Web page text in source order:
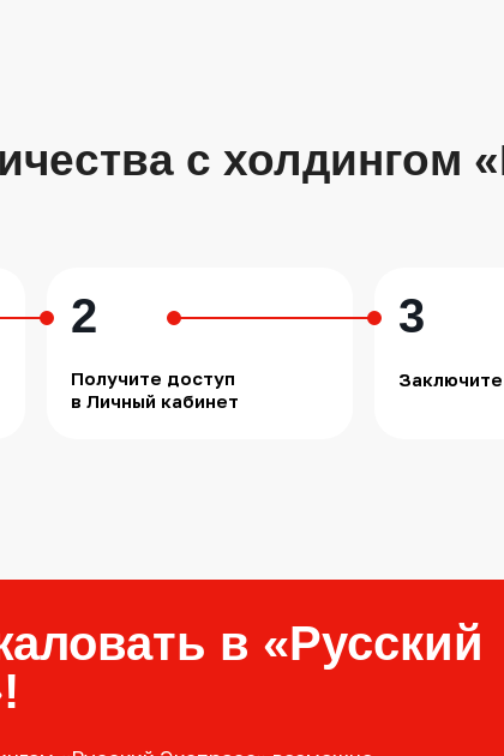
с холдингом
3
Получите доступ
в Личный кабинет
2
в «Русский